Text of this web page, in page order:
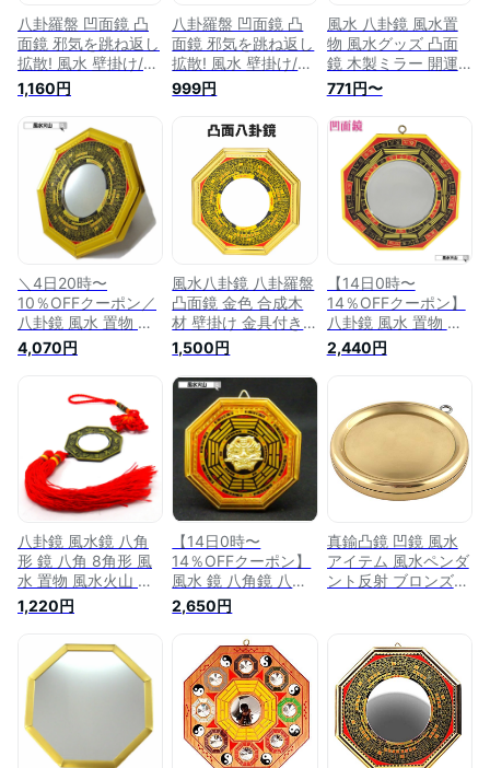
八卦羅盤 凹面鏡 凸
面鏡 邪気を跳ね返し
拡散! 風水 壁掛け/玄
関置物 開運 縁起物
(凸面鏡)
1,160円
八卦羅盤 凹面鏡 凸
面鏡 邪気を跳ね返し
拡散! 風水 壁掛け/玄
関置物 開運 縁起物
(凹面鏡)
999円
風水 八卦鏡 風水置
物 風水グッズ 凸面
鏡 木製ミラー 開運
お守り 護符 玄関 置
物 飾り物 (#1)
771円〜
＼4日20時〜
10％OFFクーポン／
八卦鏡 風水 置物 風
水火山 風水グッズ
八角鏡 凸面 凸 凹 玄
け 効果 壁掛け おし
ゃれ 開運祈願 金色
パーコーチン 2026
【八卦羅盤凸面鏡 金
大】【RSL】
4,070円
風水八卦鏡 八卦羅盤
凸面鏡 金色 合成木
材 壁掛け 金具付き
玄関置物 風水グッズ
開運祈願 縁起物 お
守り HOP-
BGRP1317
1,500円
【14日0時〜
14％OFFクーポン】
八卦鏡 風水 置物 風
水火山 風水グッズ
八角鏡 凹面 凸 凹 玄
け 効果 壁掛け おし
ゃれ 開運祈願 黄色
パーコーチン 2026
【八卦凹面鏡 黄】
2,440円
八卦鏡 風水鏡 八角
形 鏡 八角 8角形 風
水 置物 風水火山 風
水グッズ 八角鏡 玄
関 平面 平面 鏡 陰陽
八卦鏡 魔除け 効果
小さい ミニ コンパ
クト 鏡 壁掛け 開運
祈願 パーコーチン
2026 ポイント消化
【十二支八卦平面鏡
小】【RSL】ゆうパ
1,220円
【14日0時〜
14％OFFクーポン】
風水 鏡 八角鏡 八卦
鏡 風水火山 風水グ
ッズ 開運祈願インテ
リア 陰陽 八卦鏡 魔
除け 壁掛け おしゃ
れ コンパス パーコ
ーチン 2026 【風水
虎頭八卦 羅盤 赤
小】【RSL】
2,650円
真鍮凸鏡 凹鏡 風水
アイテム 風水ペンダ
ント反射 ブロンズ
玄関置物 魔除け 邪
気を跳ね返し退散
(15.2cm凸面?)